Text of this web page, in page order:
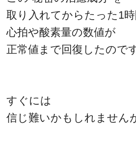
取り入れてからたった1
心拍や酸素量の数値が
正常値まで回復したので
すぐには
信じ難いかもしれません